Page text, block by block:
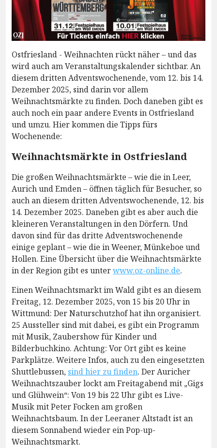
Ostfriesland - Weihnachten rückt näher – und das
wird auch am Veranstaltungskalender sichtbar. An
diesem dritten Adventswochenende, vom 12. bis 14.
Dezember 2025, sind darin vor allem
Weihnachtsmärkte zu finden. Doch daneben gibt es
auch noch ein paar andere Events in Ostfriesland
und umzu. Hier kommen die Tipps fürs
Wochenende:
Weihnachtsmärkte in Ostfriesland
Die großen Weihnachtsmärkte – wie die in Leer,
Aurich und Emden – öffnen täglich für Besucher, so
auch an diesem dritten Adventswochenende, 12. bis
14. Dezember 2025. Daneben gibt es aber auch die
kleineren Veranstaltungen in den Dörfern. Und
davon sind für das dritte Adventswochenende
einige geplant – wie die in Weener, Münkeboe und
Hollen. Eine Übersicht über die Weihnachtsmärkte
in der Region gibt es unterwww.oz-online.de.
Einen Weihnachtsmarkt im Wald gibt es an diesem
Freitag, 12. Dezember 2025, von 15 bis 20 Uhr in
Wittmund: Der Naturschutzhof hat ihn organisiert.
25 Aussteller sind mit dabei, es gibt ein Programm
mit Musik, Zaubershow für Kinder und
Bilderbuchkino. Achtung: Vor Ort gibt es keine
Parkplätze. Weitere Infos, auch zu den eingesetzten
Shuttlebussen, sind hier zu finden. Der Auricher
Weihnachtszauber lockt am Freitagabend mit „Gigs
und Glühwein“: Von 19 bis 22 Uhr gibt es Live-
Musik mit Peter Focken am großen
Weihnachtsbaum. In der Leeraner Altstadt ist an
diesem Sonnabend wieder ein Pop-up-
Weihnachtsmarkt.